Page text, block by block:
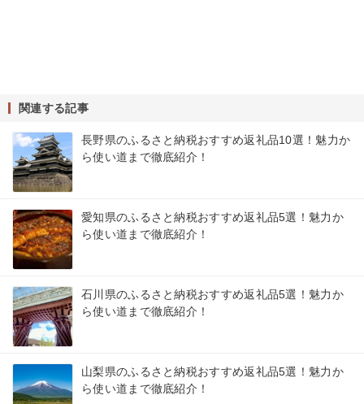
関連する記事
長野県のふるさと納税おすすめ返礼品10選！魅力か
ら使い道まで徹底紹介！
愛知県のふるさと納税おすすめ返礼品5選！魅力か
ら使い道まで徹底紹介！
石川県のふるさと納税おすすめ返礼品5選！魅力か
ら使い道まで徹底紹介！
山梨県のふるさと納税おすすめ返礼品5選！魅力か
ら使い道まで徹底紹介！